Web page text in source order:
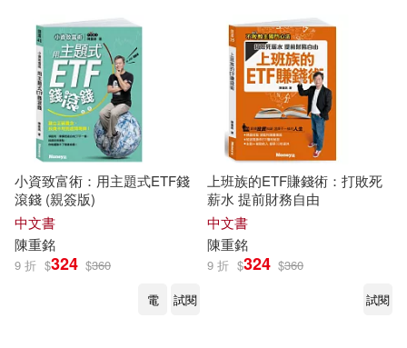
小資致富術：用主題式ETF錢
滾錢 (親簽版)
中文書
陳重銘
9 折 $324 $360
電
試閱
上班族的ETF賺錢術：打敗死
薪水 提前財務自由
中文書
陳重銘
9 折 $324 $360
試閱